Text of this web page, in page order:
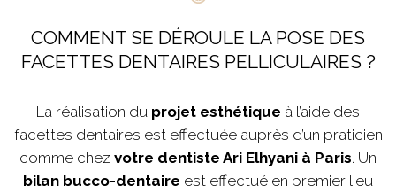
COMMENT SE DÉROULE LA POSE DES
FACETTES DENTAIRES PELLICULAIRES ?
La réalisation du projet esthétique à l’aide des
facettes dentaires est effectuée auprès d’un praticien
comme chez votre dentiste Ari Elhyani à Paris. Un
bilan bucco-dentaire est effectué en premier lieu